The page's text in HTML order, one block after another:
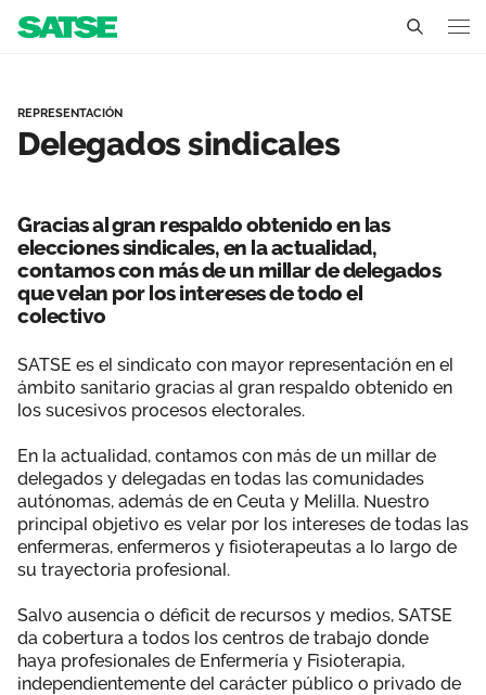
Conócenos
Delegados Sindicales
Estructura organizativa
Ámbitos de negociación
Secciones sindicales
Qué ofrecemos
Servicios
Ventajas
Actualidad
Temas
Noticias
Sala de prensa
Empleo
Documentos
Publicaciones
Vídeos
Contáctanos
Área privada
Únete
REPRESENTACIÓN
Delegados sindicales
Gracias al gran respaldo obtenido en las
elecciones sindicales, en la actualidad,
contamos con más de un millar de delegados
que velan por los intereses de todo el
colectivo
SATSE es el sindicato con mayor representación en el
ámbito sanitario gracias al gran respaldo obtenido en
los sucesivos procesos electorales.
En la actualidad, contamos con más de un millar de
delegados y delegadas en todas las comunidades
autónomas, además de en Ceuta y Melilla. Nuestro
principal objetivo es velar por los intereses de todas las
enfermeras, enfermeros y fisioterapeutas a lo largo de
su trayectoria profesional.
Salvo ausencia o déficit de recursos y medios, SATSE
da cobertura a todos los centros de trabajo donde
haya profesionales de Enfermería y Fisioterapia,
independientemente del carácter público o privado de